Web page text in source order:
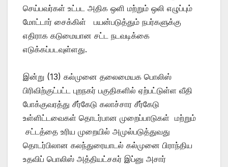
செய்பவர்கள் உட்பட அதிக ஒளி மற்றும் ஒலி எழுப்பும்
மோட்டார் சைக்கிள் பயன்படுத்தும் நபர்களுக்கு
எதிராக கடுமையான சட்ட நடவடிக்கை
எடுக்கப்படவுள்ளது.
இன்று (13) கல்முனை தலைமையக பொலிஸ்
பிரிவிற்குட்பட்ட புறநகர் பகுதிகளில் ஏற்பட்டுள்ள வீதி
போக்குவரத்து சீர்கேடு கலாச்சார சீர்கேடு
உள்ளிட்டவைகள் தொடர்பான முறைப்பாடுகள் மற்றும்
சட்டத்தை உரிய முறையில் அமுல்படுத்துவது
தொடர்பிலான கலந்துரையாடல் கல்முனை பிராந்திய
உதவிப் பொலிஸ் அத்தியட்சகர் இப்னு அசார்